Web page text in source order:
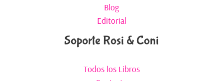
Blog
Editorial
Soporte Rosi & Coni
Todos los Libros